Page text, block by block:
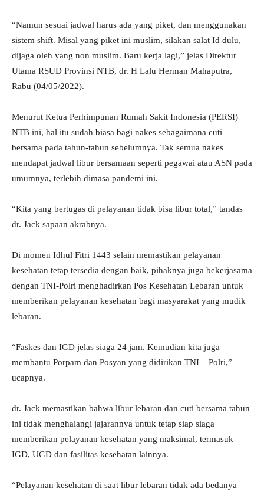
“Namun sesuai jadwal harus ada yang piket, dan menggunakan
sistem shift. Misal yang piket ini muslim, silakan salat Id dulu,
dijaga oleh yang non muslim. Baru kerja lagi,” jelas Direktur
Utama RSUD Provinsi NTB, dr. H Lalu Herman Mahaputra,
Rabu (04/05/2022).
Menurut Ketua Perhimpunan Rumah Sakit Indonesia (PERSI)
NTB ini, hal itu sudah biasa bagi nakes sebagaimana cuti
bersama pada tahun-tahun sebelumnya. Tak semua nakes
mendapat jadwal libur bersamaan seperti pegawai atau ASN pada
umumnya, terlebih dimasa pandemi ini.
“Kita yang bertugas di pelayanan tidak bisa libur total,” tandas
dr. Jack sapaan akrabnya.
Di momen Idhul Fitri 1443 selain memastikan pelayanan
kesehatan tetap tersedia dengan baik, pihaknya juga bekerjasama
dengan TNI-Polri menghadirkan Pos Kesehatan Lebaran untuk
memberikan pelayanan kesehatan bagi masyarakat yang mudik
lebaran.
“Faskes dan IGD jelas siaga 24 jam. Kemudian kita juga
membantu Porpam dan Posyan yang didirikan TNI – Polri,”
ucapnya.
dr. Jack memastikan bahwa libur lebaran dan cuti bersama tahun
ini tidak menghalangi jajarannya untuk tetap siap siaga
memberikan pelayanan kesehatan yang maksimal, termasuk
IGD, UGD dan fasilitas kesehatan lainnya.
“Pelayanan kesehatan di saat libur lebaran tidak ada bedanya